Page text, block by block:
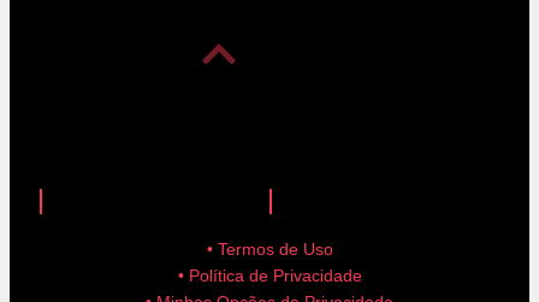
• Termos de Uso
• Política de Privacidade